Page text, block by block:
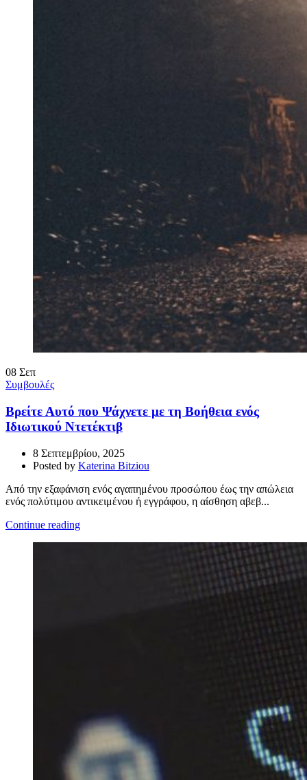
08 Σεπ
Συμβουλές
Βρείτε Αυτό που Ψάχνετε με τη Βοήθεια ενός
Ιδιωτικού Ντετέκτιβ
8 Σεπτεμβρίου, 2025
Posted by Katerina Bitziou
Από την εξαφάνιση ενός αγαπημένου προσώπου έως την απώλεια
ενός πολύτιμου αντικειμένου ή εγγράφου, η αίσθηση αβεβ...
Continue reading